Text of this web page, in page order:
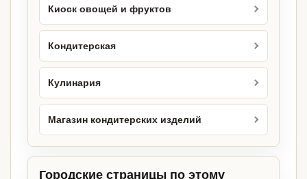
Киоск овощей и фруктов
Кондитерская
Кулинария
Магазин кондитерских изделий
Городские страницы по этому